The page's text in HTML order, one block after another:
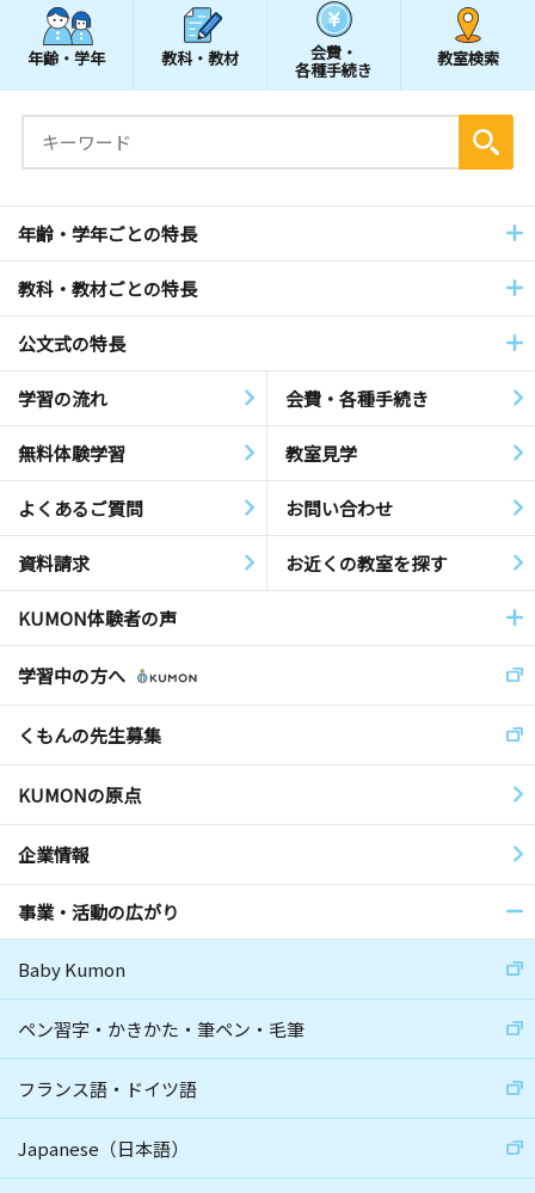
年齢・学年 教科・教材 会費・
各種手続き
教室検索
年齢・学年ごとの特長
教科・教材ごとの特長
公文式の特長
学習の流れ 会費・各種手続き
無料体験学習 教室見学
よくあるご質問 お問い合わせ
資料請求 お近くの教室を探す
KUMON体験者の声
学習中の方へ
くもんの先生募集
KUMONの原点
企業情報
事業・活動の広がり
Baby Kumon
ペン習字・かきかた・筆ペン・毛筆
フランス語・ドイツ語
Japanese（日本語）